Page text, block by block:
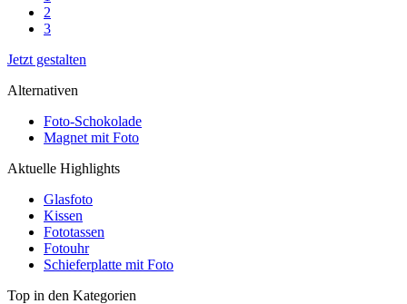
2
3
Jetzt gestalten
Alternativen
Foto-Schokolade
Magnet mit Foto
Aktuelle Highlights
Glasfoto
Kissen
Fototassen
Fotouhr
Schieferplatte mit Foto
Top in den Kategorien